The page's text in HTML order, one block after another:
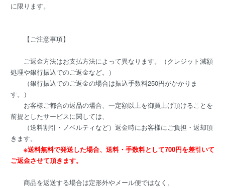
に限ります。
【ご注意事項】
ご返金方法はお支払方法によって異なります。（クレジット減額
処理や銀行振込でのご返金など。）
（銀行振込でのご返金の場合は振込手数料250円がかかりま
す。）
お客様ご都合の返品の場合、一定額以上を御買上げ頂けることを
前提としたサービスに関しては、
（送料割引・ノベルティなど）返金時にお客様にご負担・返却頂
きます。
※送料無料で発送した場合、送料・手数料として700円を差引いて
ご返金させて頂きます。
商品を返送する場合は定形外やメール便ではなく、